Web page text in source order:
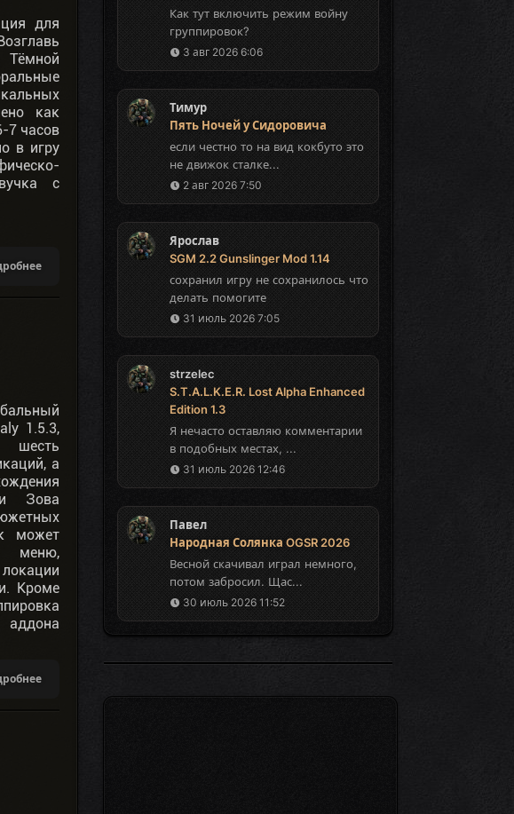
для
Тёмной
как
7 часов
в игру
с
1.5.3,
а
Зова
может
меню,
Кроме
аддона
Как тут включить режим войну
группировок?
3 авг 2026 6:06
Тимур
Пять Ночей у Сидоровича
если честно то на вид кокбуто это
не движок сталке...
2 авг 2026 7:50
Ярослав
SGM 2.2 Gunslinger Mod 1.14
сохранил игру не сохранилось что
делать помогите
31 июль 2026 7:05
strzelec
S.T.A.L.K.E.R. Lost Alpha Enhanced
Edition 1.3
Я нечасто оставляю комментарии
в подобных местах, ...
31 июль 2026 12:46
Павел
Народная Солянка OGSR 2026
Весной скачивал играл немного,
потом забросил. Щас...
30 июль 2026 11:52